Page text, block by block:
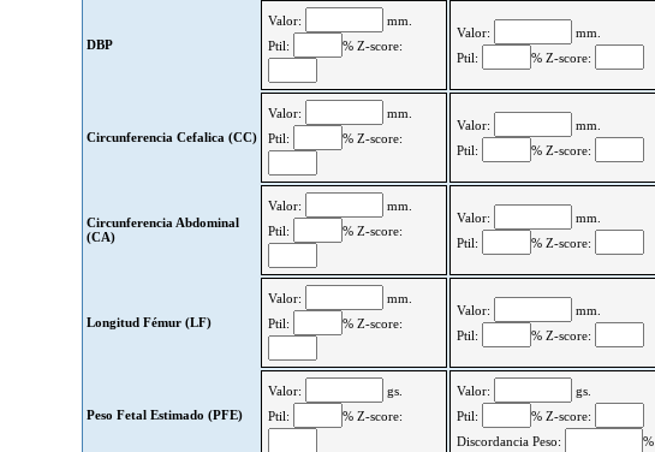
DBP
Valor:
mm.
Ptil:
% Z-score:
Valor:
mm.
Ptil:
% Z-score:
Circunferencia Cefalica (CC)
Valor:
mm.
Ptil:
% Z-score:
Valor:
mm.
Ptil:
% Z-score:
Circunferencia Abdominal
(CA)
Valor:
mm.
Ptil:
% Z-score:
Valor:
mm.
Ptil:
% Z-score:
Longitud Fémur (LF)
Valor:
mm.
Ptil:
% Z-score:
Valor:
mm.
Ptil:
% Z-score:
Peso Fetal Estimado (PFE)
Valor:
gs.
Ptil:
% Z-score:
Valor:
gs.
Ptil:
% Z-score:
Discordancia Peso:
%